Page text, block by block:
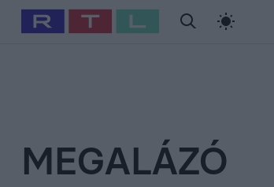
Babits Marcella Szellő István Most Wanted
MEGALÁZÓ